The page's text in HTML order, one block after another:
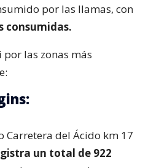
por las llamas, con
consumidas.
por las zonas más
Carretera del Ácido km 17
un total de 922